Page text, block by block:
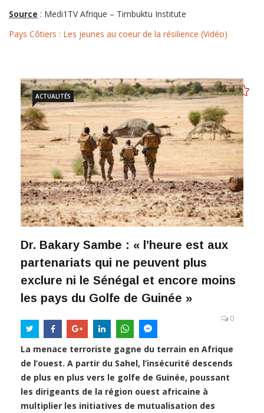
Source : Medi1TV Afrique – Timbuktu Institute
Pays Côtiers : Les jeunes au coeur de la résilience (Vidéo)
ACTUALITÉS
Dr. Bakary Sambe : « l’heure est aux
partenariats qui ne peuvent plus
exclure ni le Sénégal et encore moins
les pays du Golfe de Guinée »
0
La menace terroriste gagne du terrain en Afrique
de l’ouest. A partir du Sahel, l’insécurité descends
de plus en plus vers le golfe de Guinée, poussant
les dirigeants de la région ouest africaine à
multiplier les initiatives de mutualisation des